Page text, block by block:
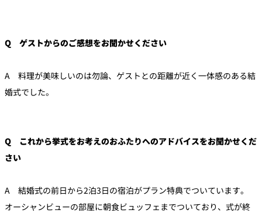
Q ゲストからのご感想をお聞かせください
A 料理が美味しいのは勿論、ゲストとの距離が近く一体感のある結
婚式でした。
Q これから挙式をお考えのおふたりへのアドバイスをお聞かせくだ
さい
A 結婚式の前日から2泊3日の宿泊がプラン特典でついています。
オーシャンビューの部屋に朝食ビュッフェまでついており、式が終